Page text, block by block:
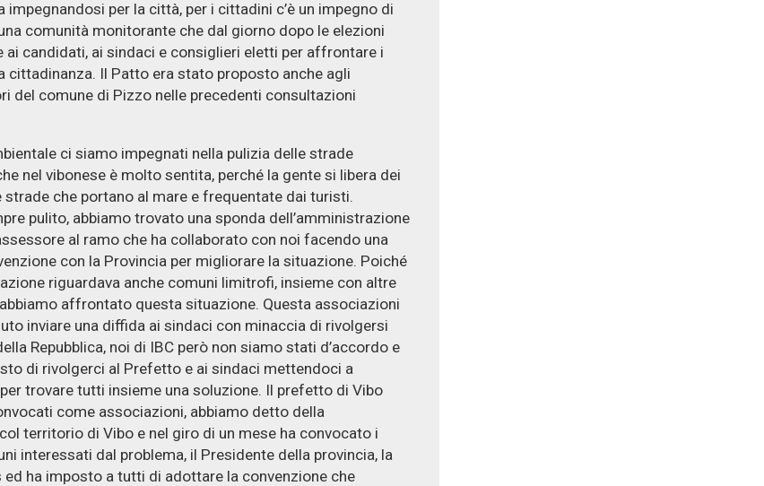
impegnandosi per la città, per i cittadini c’è un impegno di
comunità monitorante che dal giorno dopo le elezioni
ai candidati, ai sindaci e consiglieri eletti per affrontare i
cittadinanza. Il Patto era stato proposto anche agli
del comune di Pizzo nelle precedenti consultazioni
ci siamo impegnati nella pulizia delle strade
nel vibonese è molto sentita, perché la gente si libera dei
strade che portano al mare e frequentate dai turisti.
pulito, abbiamo trovato una sponda dell’amministrazione
al ramo che ha collaborato con noi facendo una
con la Provincia per migliorare la situazione. Poiché
riguardava anche comuni limitrofi, insieme con altre
affrontato questa situazione. Questa associazioni
inviare una diffida ai sindaci con minaccia di rivolgersi
Repubblica, noi di IBC però non siamo stati d’accordo e
di rivolgerci al Prefetto e ai sindaci mettendoci a
trovare tutti insieme una soluzione. Il prefetto di Vibo
come associazioni, abbiamo detto della
territorio di Vibo e nel giro di un mese ha convocato i
interessati dal problema, il Presidente della provincia, la
ed ha imposto a tutti di adottare la convenzione che